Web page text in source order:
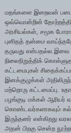
மதங்களை இறைவன்
ஒவ்வொன்றின்
அரசியல்கள், சமூக
புனிதத் தன்மை
தருவது என்பதல்ல.இவை
நிலைநிறுத்திக்
கட்டமைபுகள்
இனக்குழுக்கள்
மற்றொரு கட்டமைப்பு.
பழங்குடி மக்கள் ஆரியர்
கொண்டவர்களாகவும்
இருந்தனர் என்கிறது
அதன் பிறகு சென்ற